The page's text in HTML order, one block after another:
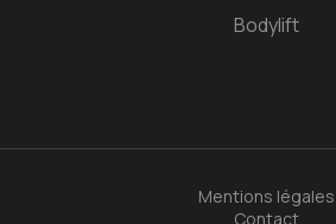
Bodylift
Mentions légales
Contact